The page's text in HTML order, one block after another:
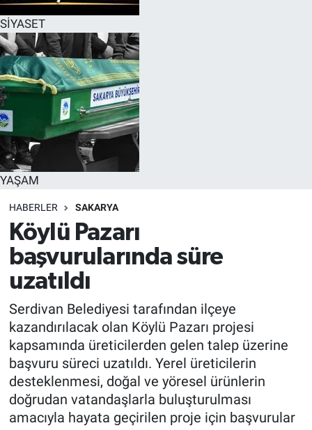
SİYASET
YAŞAM
HABERLER SAKARYA
Köylü Pazarı
başvurularında süre
uzatıldı
Serdivan Belediyesi tarafından ilçeye
kazandırılacak olan Köylü Pazarı projesi
kapsamında üreticilerden gelen talep üzerine
başvuru süreci uzatıldı. Yerel üreticilerin
desteklenmesi, doğal ve yöresel ürünlerin
doğrudan vatandaşlarla buluşturulması
amacıyla hayata geçirilen proje için başvurular